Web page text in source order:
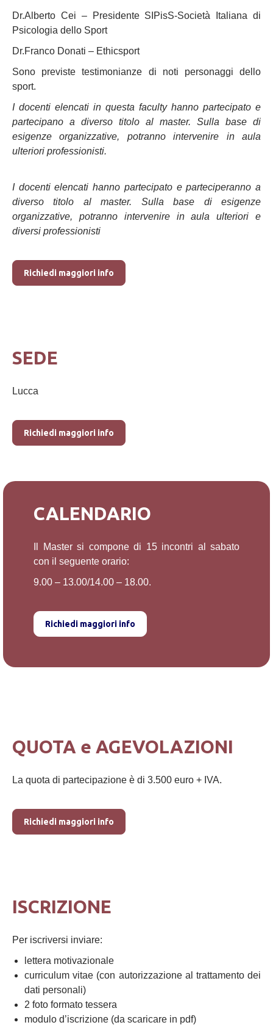
Dr.Alberto Cei – Presidente SIPisS-Società Italiana di
Psicologia dello Sport
Dr.Franco Donati – Ethicsport
Sono previste testimonianze di noti personaggi dello
sport.
I docenti elencati in questa faculty hanno partecipato e
partecipano a diverso titolo al master. Sulla base di
esigenze organizzative, potranno intervenire in aula
ulteriori professionisti.
I docenti elencati hanno partecipato e parteciperanno a
diverso titolo al master. Sulla base di esigenze
organizzative, potranno intervenire in aula ulteriori e
diversi professionisti
Richiedi maggiori info
SEDE
Lucca
Richiedi maggiori info
CALENDARIO
Il Master si compone di 15 incontri al sabato
con il seguente orario:
9.00 – 13.00/14.00 – 18.00.
Richiedi maggiori info
QUOTA e AGEVOLAZIONI
La quota di partecipazione è di 3.500 euro + IVA.
Richiedi maggiori info
ISCRIZIONE
Per iscriversi inviare:
lettera motivazionale
curriculum vitae (con autorizzazione al trattamento dei
dati personali)
2 foto formato tessera
modulo d’iscrizione (da scaricare in pdf)